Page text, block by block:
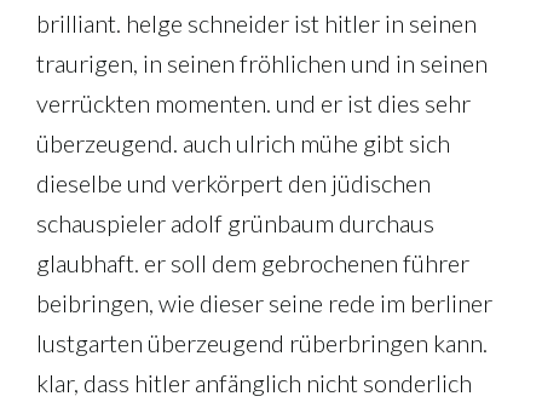
brilliant. helge schneider ist hitler in seinen
traurigen, in seinen fröhlichen und in seinen
verrückten momenten. und er ist dies sehr
überzeugend. auch ulrich mühe gibt sich
dieselbe und verkörpert den jüdischen
schauspieler adolf grünbaum durchaus
glaubhaft. er soll dem gebrochenen führer
beibringen, wie dieser seine rede im berliner
lustgarten überzeugend rüberbringen kann.
klar, dass hitler anfänglich nicht sonderlich